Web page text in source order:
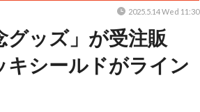
ッズ」が受注販
キシールドがライン
2025.5.14 Wed 11:30